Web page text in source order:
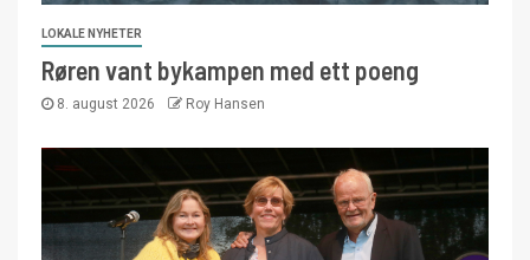
LOKALE NYHETER
Røren vant bykampen med ett poeng
8. august 2026 Roy Hansen